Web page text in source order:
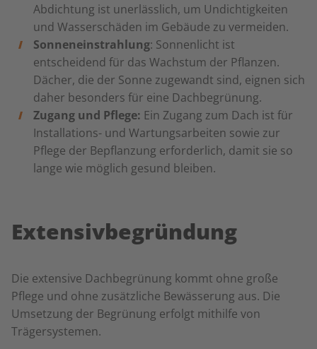
Abdichtung ist unerlässlich, um Undichtigkeiten
und Wasserschäden im Gebäude zu vermeiden.
Sonneneinstrahlung: Sonnenlicht ist
entscheidend für das Wachstum der Pflanzen.
Dächer, die der Sonne zugewandt sind, eignen sich
daher besonders für eine Dachbegrünung.
Zugang und Pflege: Ein Zugang zum Dach ist für
Installations- und Wartungsarbeiten sowie zur
Pflege der Bepflanzung erforderlich, damit sie so
lange wie möglich gesund bleiben.
Extensivbegründung
Die extensive Dachbegrünung kommt ohne große
Pflege und ohne zusätzliche Bewässerung aus. Die
Umsetzung der Begrünung erfolgt mithilfe von
Trägersystemen.